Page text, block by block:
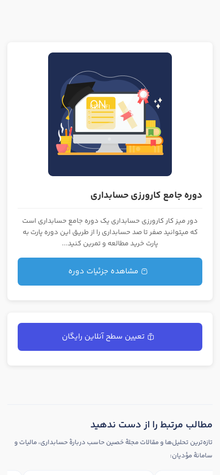
دوره جامع کارورزی حسابداری
دور میز کار کارورزی حسابداری یک دوره جامع حسابداری است
که میتوانید صفر تا صد حسابداری را از طریق این دوره پارت به
پارت خرید مطالعه و تمرین کنید...
مشاهده جزئیات دوره
تعیین سطح آنلاین رایگان
مطالب مرتبط را از دست ندهید
تازه‌ترین تحلیل‌ها و مقالات مجلهٔ حَصین حاسب دربارهٔ حسابداری، مالیات و
سامانهٔ مؤدیان: